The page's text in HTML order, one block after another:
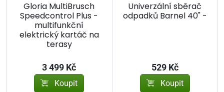
Gloria MultiBrusch
Speedcontrol Plus -
multifunkční
elektrický kartáč na
terasy
3 499 Kč
Koupit
Univerzální sběrač
odpadků Barnel 40" -
529 Kč
Koupit